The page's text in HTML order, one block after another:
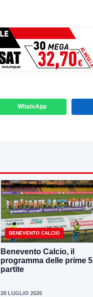
WhatsApp
BENEVENTO CALCIO
Benevento Calcio, il
programma delle prime 5
partite
28 LUGLIO 2026